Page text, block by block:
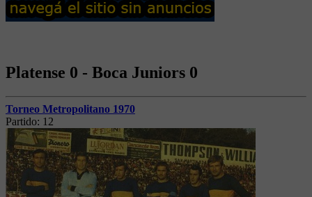
Platense 0 - Boca Juniors 0
Torneo Metropolitano 1970
Partido: 12